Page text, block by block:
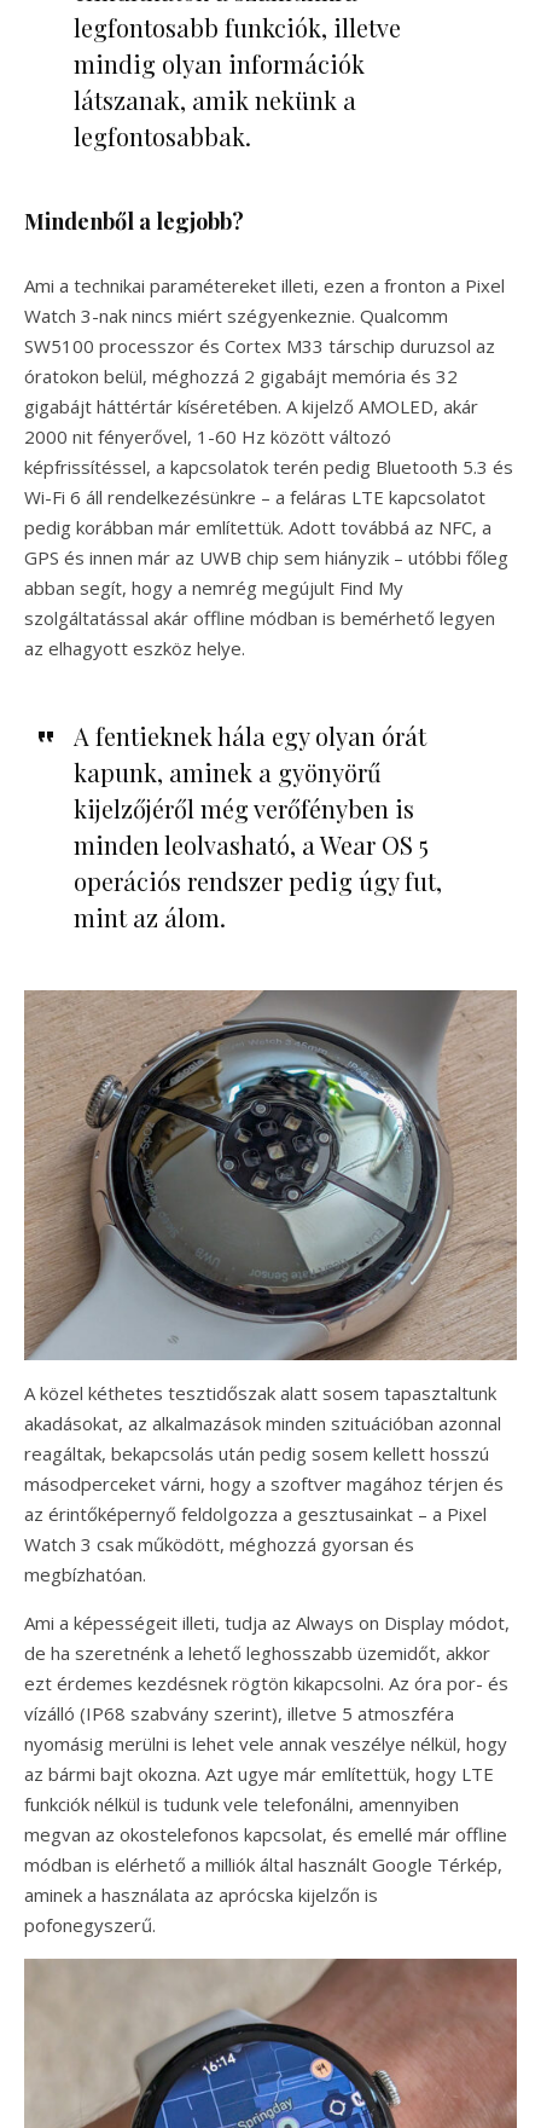
legfontosabb funkciók, illetve
mindig olyan információk
látszanak, amik nekünk a
legfontosabbak.
Mindenből a legjobb?
Ami a technikai paramétereket illeti, ezen a fronton a Pixel
Watch 3-nak nincs miért szégyenkeznie. Qualcomm
SW5100 processzor és Cortex M33 társchip duruzsol az
óratokon belül, méghozzá 2 gigabájt memória és 32
gigabájt háttértár kíséretében. A kijelző AMOLED, akár
2000 nit fényerővel, 1-60 Hz között változó
képfrissítéssel, a kapcsolatok terén pedig Bluetooth 5.3 és
Wi-Fi 6 áll rendelkezésünkre – a feláras LTE kapcsolatot
pedig korábban már említettük. Adott továbbá az NFC, a
GPS és innen már az UWB chip sem hiányzik – utóbbi főleg
abban segít, hogy a nemrég megújult Find My
szolgáltatással akár offline módban is bemérhető legyen
az elhagyott eszköz helye.
A fentieknek hála egy olyan órát
kapunk, aminek a gyönyörű
kijelzőjéről még verőfényben is
minden leolvasható, a Wear OS 5
operációs rendszer pedig úgy fut,
mint az álom.
A közel kéthetes tesztidőszak alatt sosem tapasztaltunk
akadásokat, az alkalmazások minden szituációban azonnal
reagáltak, bekapcsolás után pedig sosem kellett hosszú
másodperceket várni, hogy a szoftver magához térjen és
az érintőképernyő feldolgozza a gesztusainkat – a Pixel
Watch 3 csak működött, méghozzá gyorsan és
megbízhatóan.
Ami a képességeit illeti, tudja az Always on Display módot,
de ha szeretnénk a lehető leghosszabb üzemidőt, akkor
ezt érdemes kezdésnek rögtön kikapcsolni. Az óra por- és
vízálló (IP68 szabvány szerint), illetve 5 atmoszféra
nyomásig merülni is lehet vele annak veszélye nélkül, hogy
az bármi bajt okozna. Azt ugye már említettük, hogy LTE
funkciók nélkül is tudunk vele telefonálni, amennyiben
megvan az okostelefonos kapcsolat, és emellé már offline
módban is elérhető a milliók által használt Google Térkép,
aminek a használata az aprócska kijelzőn is
pofonegyszerű.